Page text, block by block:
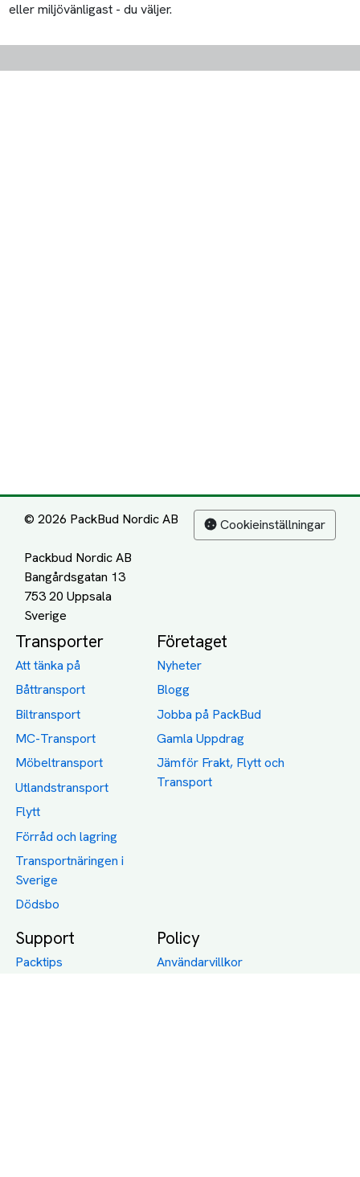
eller miljövänligast - du väljer.
© 2026 PackBud Nordic AB
Packbud Nordic AB
Bangårdsgatan 13
753 20 Uppsala
Cookieinställningar
Transporter
Att tänka på
Båttransport
Biltransport
MC-Transport
Möbeltransport
Utlandstransport
Flytt
Förråd och lagring
Transportnäringen i
Sverige
Dödsbo
Företaget
Nyheter
Blogg
Jobba på PackBud
Gamla Uppdrag
Jämför Frakt, Flytt och
Transport
Support
Packtips
Policy
Användarvillkor